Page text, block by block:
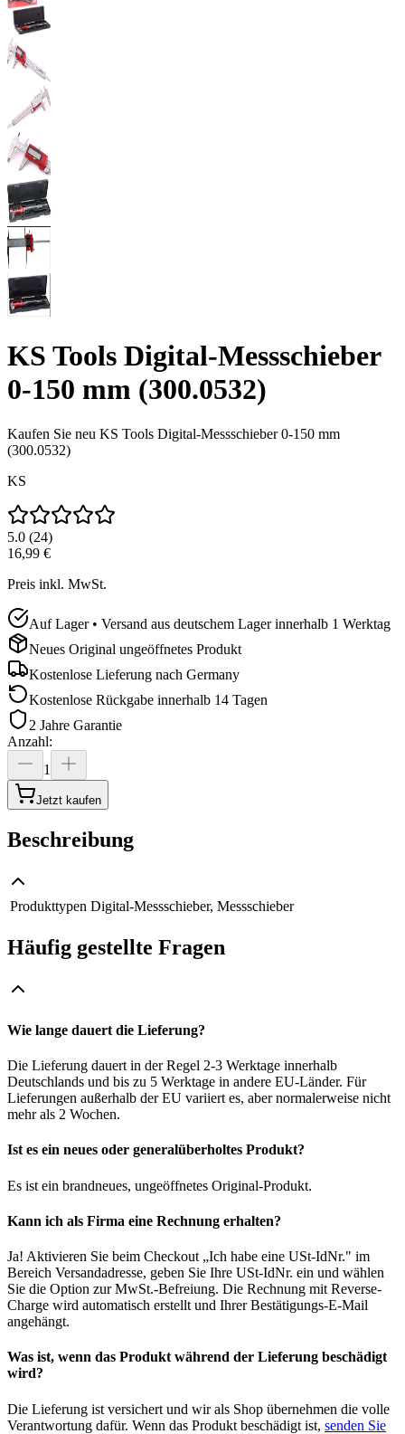
KS Tools Digital-Messschieber
0-150 mm (300.0532)
Kaufen Sie neu KS Tools Digital-Messschieber 0-150 mm
(300.0532)
KS
5.0 (24)
16,99 €
Preis inkl. MwSt.
Auf Lager • Versand aus deutschem Lager innerhalb 1 Werktag
Neues Original ungeöffnetes Produkt
Kostenlose Lieferung nach Germany
Kostenlose Rückgabe innerhalb 14 Tagen
2 Jahre Garantie
Anzahl:
1
Jetzt kaufen
Beschreibung
Produkttypen Digital-Messschieber, Messschieber
Häufig gestellte Fragen
Wie lange dauert die Lieferung?
Die Lieferung dauert in der Regel 2-3 Werktage innerhalb
Deutschlands und bis zu 5 Werktage in andere EU-Länder. Für
Lieferungen außerhalb der EU variiert es, aber normalerweise nicht
mehr als 2 Wochen.
Ist es ein neues oder generalüberholtes Produkt?
Es ist ein brandneues, ungeöffnetes Original-Produkt.
Kann ich als Firma eine Rechnung erhalten?
Ja! Aktivieren Sie beim Checkout „Ich habe eine USt-IdNr." im
Bereich Versandadresse, geben Sie Ihre USt-IdNr. ein und wählen
Sie die Option zur MwSt.-Befreiung. Die Rechnung mit Reverse-
Charge wird automatisch erstellt und Ihrer Bestätigungs-E-Mail
angehängt.
Was ist, wenn das Produkt während der Lieferung beschädigt
wird?
Die Lieferung ist versichert und wir als Shop übernehmen die volle
Verantwortung dafür. Wenn das Produkt beschädigt ist, senden Sie